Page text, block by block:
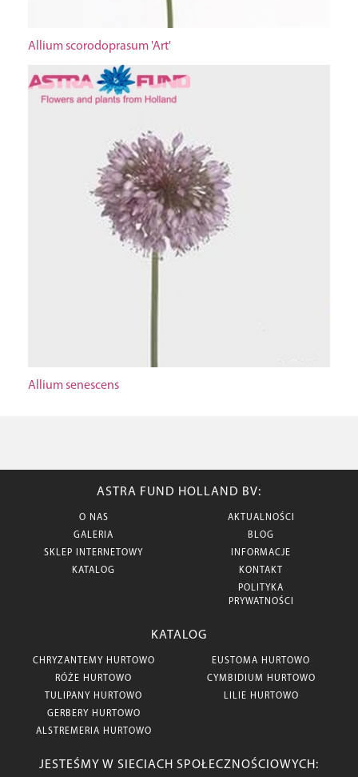
Allium scorodoprasum 'Art'
Allium senescens
ASTRA FUND HOLLAND BV:
O NAS
GALERIA
SKLEP INTERNETOWY
KATALOG
AKTUALNOŚCI
BLOG
INFORMACJE
KONTAKT
POLITYKA
PRYWATNOŚCI
KATALOG
CHRYZANTEMY HURTOWO
RÓŻE HURTOWO
TULIPANY HURTOWO
GERBERY HURTOWO
ALSTREMERIA HURTOWO
EUSTOMA HURTOWO
CYMBIDIUM HURTOWO
LILIE HURTOWO
JESTEŚMY W SIECIACH SPOŁECZNOŚCIOWYCH: